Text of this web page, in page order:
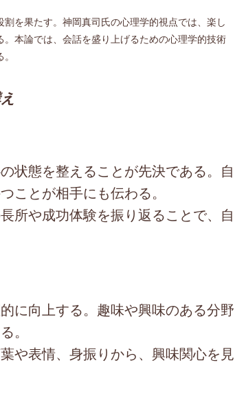
を果たす。神岡真司氏の心理学的視点では、楽し
本論では、会話を盛り上げるための心理学的技術
状態を整えることが先決である。自
ことが相手にも伝わる。
所や成功体験を振り返ることで、自
に向上する。趣味や興味のある分野
。
葉や表情、身振りから、興味関心を見